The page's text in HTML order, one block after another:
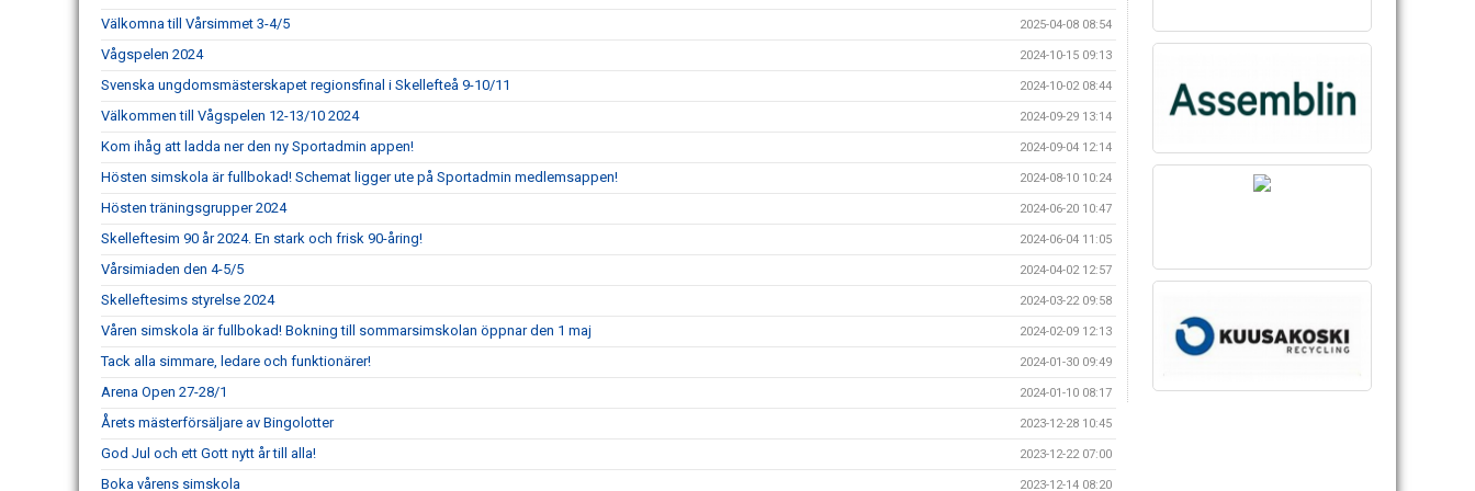
Välkomna till Vårsimmet 3-4/5 2025-04-08 08:54
Vågspelen 2024 2024-10-15 09:13
Svenska ungdomsmästerskapet regionsfinal i Skellefteå 9-10/11 2024-10-02 08:44
Välkommen till Vågspelen 12-13/10 2024 2024-09-29 13:14
Kom ihåg att ladda ner den ny Sportadmin appen! 2024-09-04 12:14
Hösten simskola är fullbokad! Schemat ligger ute på Sportadmin medlemsappen! 2024-08-10 10:24
Hösten träningsgrupper 2024 2024-06-20 10:47
Skelleftesim 90 år 2024. En stark och frisk 90-åring! 2024-06-04 11:05
Vårsimiaden den 4-5/5 2024-04-02 12:57
Skelleftesims styrelse 2024 2024-03-22 09:58
Våren simskola är fullbokad! Bokning till sommarsimskolan öppnar den 1 maj 2024-02-09 12:13
Tack alla simmare, ledare och funktionärer! 2024-01-30 09:49
Arena Open 27-28/1 2024-01-10 08:17
Årets mästerförsäljare av Bingolotter 2023-12-28 10:45
God Jul och ett Gott nytt år till alla! 2023-12-22 07:00
Boka vårens simskola 2023-12-14 08:20